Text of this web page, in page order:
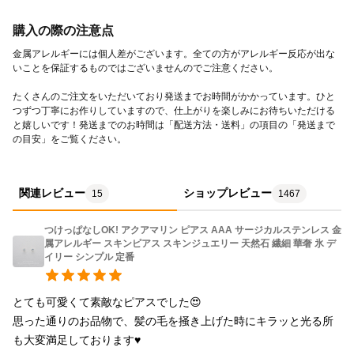
やそうでない方にもおすすめです。 ○お手入れ方法 普段のお手入
れは柔らかい布でほこりを拭き、風通しの良い場所に保管してく
ださい。 汚れが気になるときは、薄めた中性洗剤や水で軽く洗
配慮 有料ギフトラッピングのジュエリーボックスは再生紙で作ら
れています。 ギフト用にふさわしいお洒落な質感と環境への配慮
を両立したボックスです。 ○定型メッセージ（無料）オリジナル
合は、 備考欄に内容をご記入くださいませ。 カードに印刷してボ
はいかがでしょうか。 ブラジル産 アクアマリン AAA サイズ：
4mm ピアスゲージ：21G（0.7mm） ピアス金属パーツ シルバ
ー：サージカルステンレス（SUS316L） ゴールド：サージカルス
テンレス（SUS316L）,ニッケルフリーコーディング ■ アクアマリ
ンシリーズ 【ネックレス】 https://minne.com/items/17843342
【イヤリング】 https://minne.com/items/42449510 ■ michicusaの
作品一覧 https://minne.com/@michicusa ■インスタのストーリー
購入の際の注意点
金属アレルギーには個人差がございます。全ての方がアレルギー反応が出な
いことを保証するものではございませんのでご注意ください。
たくさんのご注文をいただいており発送までお時間がかかっています。ひと
つずつ丁寧にお作りしていますので、仕上がりを楽しみにお待ちいただける
と嬉しいです！発送までのお時間は「配送方法・送料」の項目の「発送まで
の目安」をご覧ください。
関連レビュー 15 ショップレビュー 1467
つけっぱなしOK! アクアマリン ピアス AAA サージカルステンレス 金
属アレルギー スキンピアス スキンジュエリー 天然石 繊細 華奢 氷 デ
イリー シンプル 定番
とても可愛くて素敵なピアスでした😍
思った通りのお品物で、髪の毛を掻き上げた時にキラッと光る所
も大変満足しております♥️